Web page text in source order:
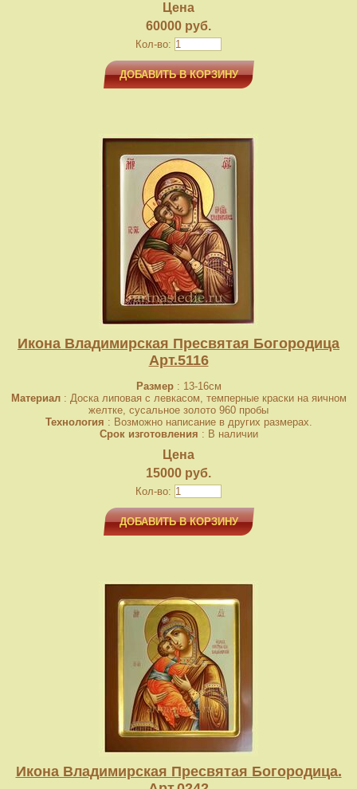
Цена
60000 руб.
Кол-во:
ДОБАВИТЬ В КОРЗИНУ
Икона Владимирская Пресвятая Богородица
Арт.5116
Размер: 13-16см
Материал: Доска липовая с левкасом, темперные краски на яичном
желтке, сусальное золото 960 пробы
Технология : Возможно написание в других размерах.
Срок изготовления : В наличии
Цена
15000 руб.
Кол-во:
ДОБАВИТЬ В КОРЗИНУ
Икона Владимирская Пресвятая Богородица.